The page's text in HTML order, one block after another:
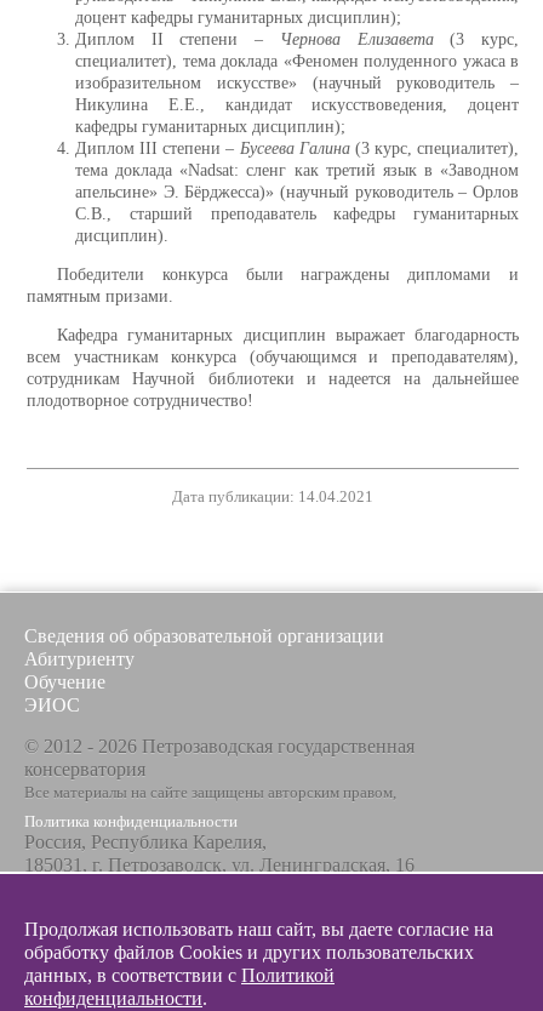
доцент кафедры гуманитарных дисциплин);
Диплом II степени – Чернова Елизавета(3 курс,
специалитет), тема доклада «Феномен полуденного ужаса в
изобразительном искусстве» (научный руководитель –
Никулина Е.Е., кандидат искусствоведения, доцент
кафедры гуманитарных дисциплин);
Диплом III степени – Бусеева Галина(3 курс, специалитет),
тема доклада «Nadsat: сленг как третий язык в «Заводном
апельсине» Э. Бёрджесса)» (научный руководитель – Орлов
С.В., старший преподаватель кафедры гуманитарных
дисциплин).
Победители конкурса были награждены дипломами и
памятным призами.
Кафедра гуманитарных дисциплин выражает благодарность
всем участникам конкурса (обучающимся и преподавателям),
сотрудникам Научной библиотеки и надеется на дальнейшее
плодотворное сотрудничество!
Дата публикации: 14.04.2021
Сведения об образовательной организации
Абитуриенту
Обучение
ЭИОС
© 2012 - 2026 Петрозаводская государственная
консерватория
Все материалы на сайте защищены авторским правом,
Политика конфиденциальности
Россия, Республика Карелия,
185031, г. Петрозаводск, ул. Ленинградская, 16
+7 8142 67-23-67
Эл. почта
info@glazunovcons.ru
Продолжая использовать наш сайт, вы даете согласие на
обработку файлов Cookies и других пользовательских
данных, в соответствии с Политикой
конфиденциальности.